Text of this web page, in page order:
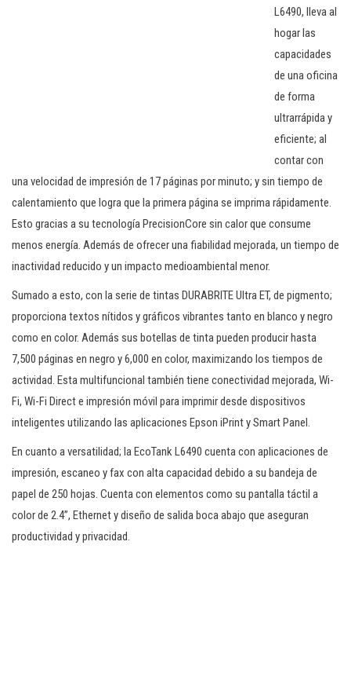
L6490, lleva al
hogar las
capacidades
de una oficina
de forma
ultrarrápida y
eficiente; al
contar con
una velocidad de impresión de 17 páginas por minuto; y sin tiempo de
calentamiento que logra que la primera página se imprima rápidamente.
Esto gracias a su tecnología PrecisionCore sin calor que consume
menos energía. Además de ofrecer una fiabilidad mejorada, un tiempo de
inactividad reducido y un impacto medioambiental menor.
Sumado a esto, con la serie de tintas DURABRITE Ultra ET, de pigmento;
proporciona textos nítidos y gráficos vibrantes tanto en blanco y negro
como en color. Además sus botellas de tinta pueden producir hasta
7,500 páginas en negro y 6,000 en color, maximizando los tiempos de
actividad. Esta multifuncional también tiene conectividad mejorada, Wi-
Fi, Wi-Fi Direct e impresión móvil para imprimir desde dispositivos
inteligentes utilizando las aplicaciones Epson iPrint y Smart Panel.
En cuanto a versatilidad; la EcoTank L6490 cuenta con aplicaciones de
impresión, escaneo y fax con alta capacidad debido a su bandeja de
papel de 250 hojas. Cuenta con elementos como su pantalla táctil a
color de 2.4”, Ethernet y diseño de salida boca abajo que aseguran
productividad y privacidad.